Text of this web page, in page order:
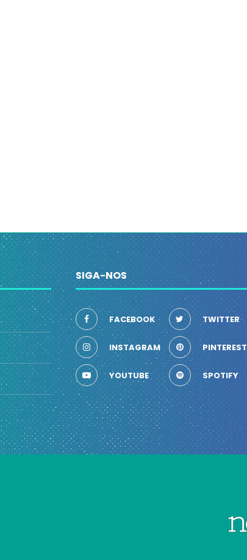
SIGA-NOS
FACEBOOK TWITTER
INSTAGRAM PINTEREST
YOUTUBE SPOTIFY